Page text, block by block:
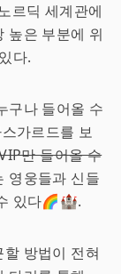
르딕 세계관에
높은 부분에 위
다.
구나 들어올 수
가르드를 보
만 들어올 수
영웅들과 신들
있다🌈🏰.
방법이 전혀